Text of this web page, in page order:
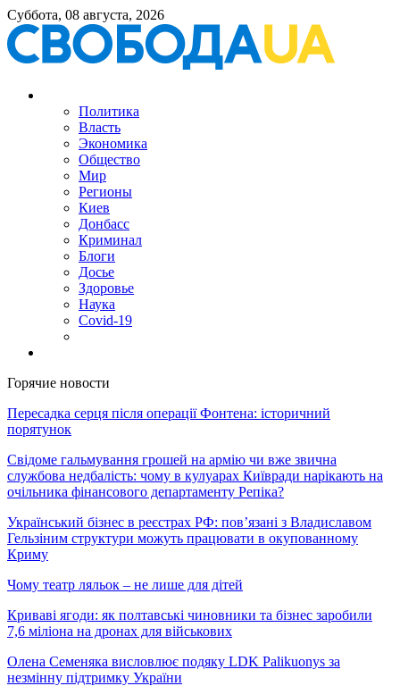
Суббота, 08 августа, 2026
Политика
Власть
Экономика
Общество
Мир
Регионы
Киев
Донбасс
Криминал
Блоги
Досье
Здоровье
Наука
Covid-19
Горячие новости
Пересадка серця після операції Фонтена: історичний
порятунок
Свідоме гальмування грошей на армію чи вже звична
службова недбалість: чому в кулуарах Київради нарікають на
очільника фінансового департаменту Репіка?
Український бізнес в реєстрах РФ: пов’язані з Владиславом
Гельзіним структури можуть працювати в окупованному
Криму
Чому театр ляльок – не лише для дітей
Криваві ягоди: як полтавські чиновники та бізнес заробили
7,6 міліона на дронах для військових
Олена Семеняка висловлює подяку LDK Palikuonys за
незмінну підтримку України